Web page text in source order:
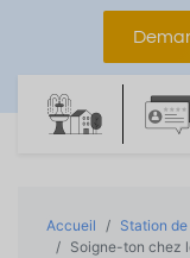
Accueil Station
Soigne-ton chez